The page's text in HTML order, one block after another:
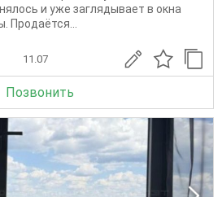
и уже заглядывает в окна
Продаётся...
11.07
Позвонить